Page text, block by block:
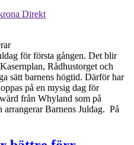
Direkt
för första gången. Det blir
Rådhustorget och
sätt barnens högtid. Därför har
på en mysig dag för
från Whyland som på
Barnens Juldag. På